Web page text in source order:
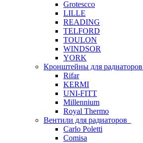
Grotescco
LILLE
READING
TELFORD
TOULON
WINDSOR
YORK
Кронштейны для радиаторов
Rifar
KERMI
UNI-FITT
Millennium
Royal Thermo
Вентили для радиаторов
Carlo Poletti
Comisa